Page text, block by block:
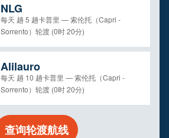
NLG
每天 趟 5 趟卡普里 — 索伦托（Capri -
Sorrento）轮渡 (0时 20分)
Alilauro
每天 趟 10 趟卡普里 — 索伦托（Capri -
Sorrento）轮渡 (0时 20分)
查询轮渡航线